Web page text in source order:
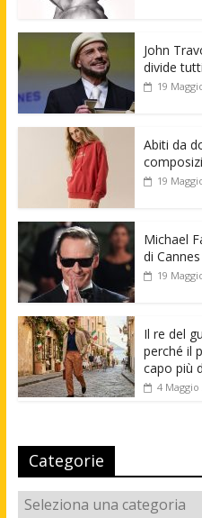
John
divide tutti
19
Abiti da
19
Michael
di
19
Il re del
perché il
capo più
4 Maggio
Categorie
Categorie